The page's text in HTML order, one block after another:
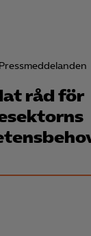
Pressmeddelanden
råd för